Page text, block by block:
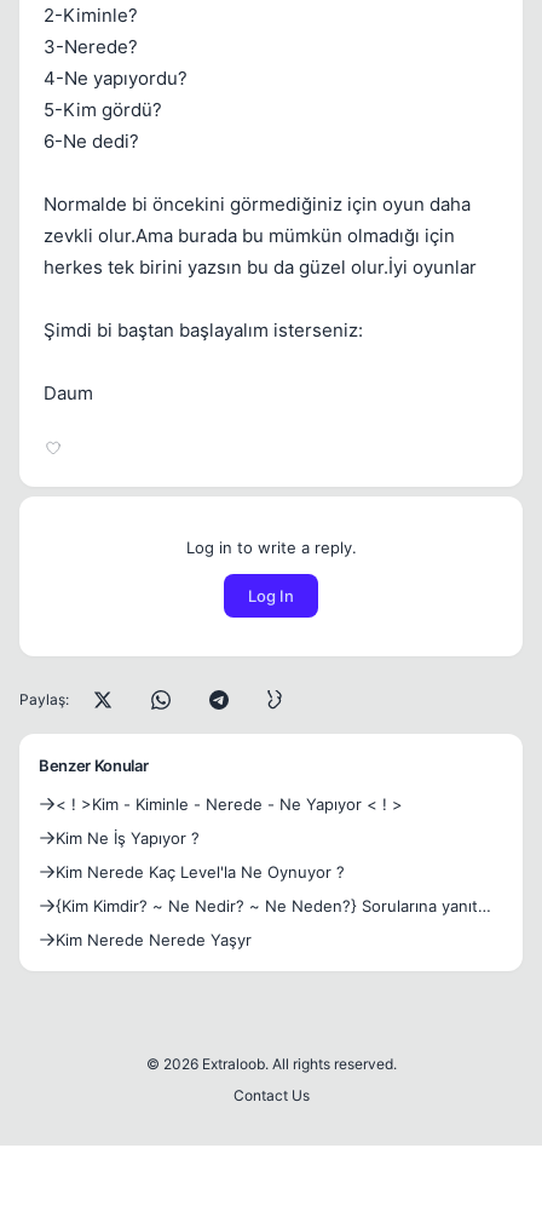
2-Kiminle?
3-Nerede?
4-Ne yapıyordu?
5-Kim gördü?
6-Ne dedi?
Normalde bi öncekini görmediğiniz için oyun daha
zevkli olur.Ama burada bu mümkün olmadığı için
herkes tek birini yazsın bu da güzel olur.İyi oyunlar
Şimdi bi baştan başlayalım isterseniz:
Daum
Log in to write a reply.
Log In
Paylaş:
Benzer Konular
< ! >Kim - Kiminle - Nerede - Ne Yapıyor < ! >
Kim Ne İş Yapıyor ?
Kim Nerede Kaç Level'la Ne Oynuyor ?
{Kim Kimdir? ~ Ne Nedir? ~ Ne Neden?} Sorularına yanıt
topic
Kim Nerede Nerede Yaşyr
© 2026 Extraloob. All rights reserved.
Contact Us